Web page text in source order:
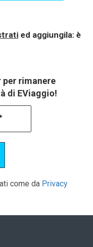
ed aggiungila: è
rimanere
di EViaggio!
come da Privacy